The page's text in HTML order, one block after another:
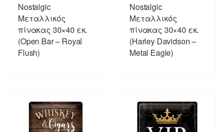
Nostalgic
Μεταλλικός
πίνακας 30×40 εκ.
(Open Bar – Royal
Flush)
Nostalgic
Μεταλλικός
πίνακας 30×40 εκ.
(Harley Davidson –
Metal Eagle)